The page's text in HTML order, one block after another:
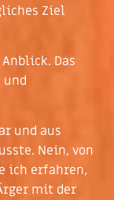
Ziel
Das
und
und aus
Nein, von
ich erfahren,
mit der